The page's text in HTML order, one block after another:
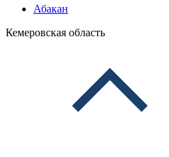
Абакан
Кемеровская область